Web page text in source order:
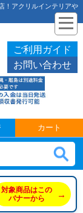
！アクリルインテリアや
ご利用ガイド
お問い合わせ
カート
対象商品はこの
バナーから
→